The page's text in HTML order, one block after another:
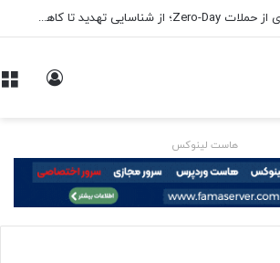
روش‌های جلوگیری از حملات Zero-Day؛ از شناسایی تهدید تا کاهش ریسک
هاست لینوکس